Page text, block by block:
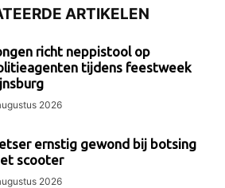
ARTIKELEN
richt neppistool op
tijdens feestweek
2026
ernstig gewond bij botsing
scooter
2026